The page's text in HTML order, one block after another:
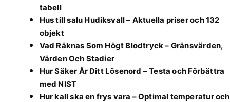
tabell
Hus till salu Hudiksvall – Aktuella priser och 132
objekt
Vad Räknas Som Högt Blodtryck – Gränsvärden,
Värden Och Stadier
Hur Säker Är Ditt Lösenord – Testa och Förbättra
med NIST
Hur kall ska en frys vara – Optimal temperatur och